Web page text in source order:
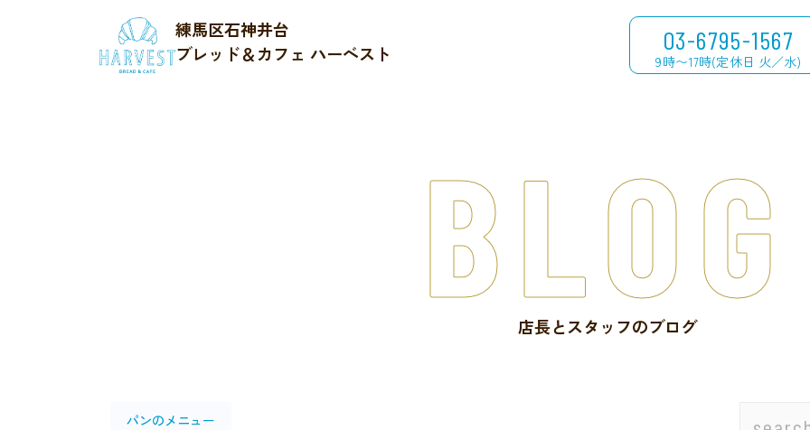
練馬区石神井台
ブレッド＆カフェ ハーベスト
03-6795-1567
9時〜17時(定休日 火／水)
店長とスタッフのブログ
BLOG
パンのメニュー